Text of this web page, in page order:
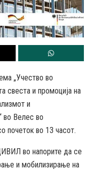
„Учество во
свеста и промоција на
и
во Велес во
почеток во 13 часот.
во напорите да се
и мобилизирање на